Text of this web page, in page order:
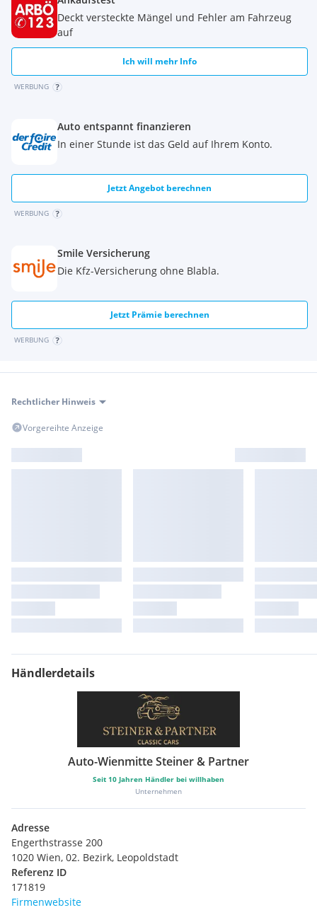
Wischwasserdüsen beheizt
Zwei-Speichenlenkrad in Kunstlederausführung
USB-Ladeanschluss, vorne
2 USB-Ladeanschlüsse an der Sitzlehne der Frontsitze
Deckt versteckte Mängel und Fehler am Fahrzeug
auf
Ich will mehr Info
WERBUNG
Auto entspannt finanzieren
In einer Stunde ist das Geld auf Ihrem Konto.
Jetzt Angebot berechnen
WERBUNG
Smile Versicherung
Die Kfz-Versicherung ohne Blabla.
Jetzt Prämie berechnen
WERBUNG
Rechtlicher Hinweis
Vorgereihte Anzeige
Händlerdetails
Auto-Wienmitte Steiner & Partner
Seit 10 Jahren Händler bei willhaben
Unternehmen
Adresse
Engerthstrasse 200
1020 Wien, 02. Bezirk, Leopoldstadt
Referenz ID
171819
Firmenwebsite